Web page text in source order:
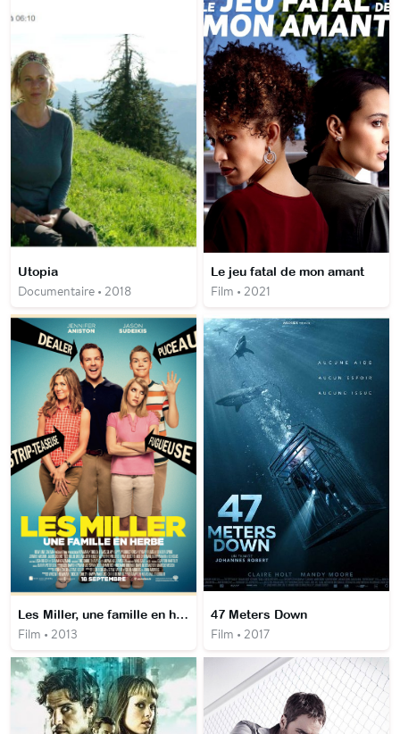
Utopia
Documentaire • 2018
Le jeu fatal de mon amant
Film • 2021
Les Miller, une famille en herbe
Film • 2013
47 Meters Down
Film • 2017